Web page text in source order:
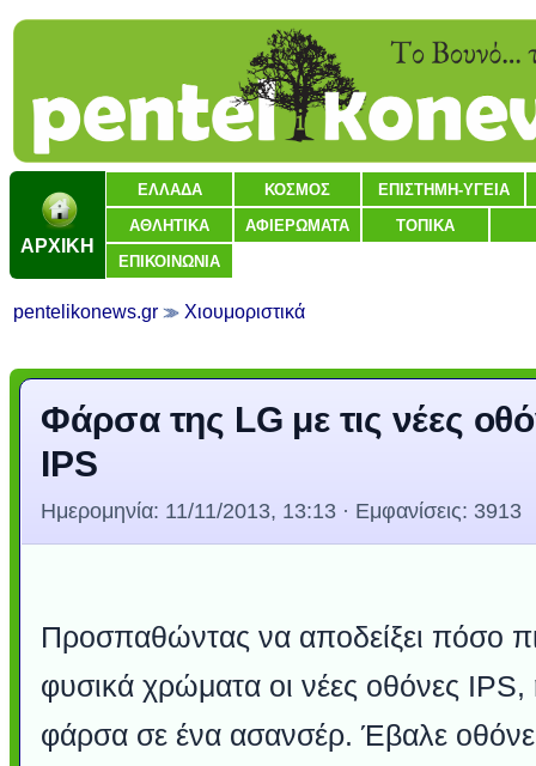
ΑΡΧΙΚΗ
ΕΛΛΑΔΑ ΚΟΣΜΟΣ ΕΠΙΣΤΗΜΗ-ΥΓΕΙΑ
ΑΘΛΗΤΙΚΑ ΑΦΙΕΡΩΜΑΤΑ ΤΟΠΙΚΑ
ΕΠΙΚΟΙΝΩΝΙΑ
pentelikonews.gr Χιουμοριστικά
Φάρσα της LG με τις νέες
IPS
Ημερομηνία: 11/11/2013, 13:13 · Εμφανίσεις: 3913
Προσπαθώντας να αποδείξει πόσο
φυσικά χρώματα οι νέες οθόνες
φάρσα σε ένα ασανσέρ. Έβαλε